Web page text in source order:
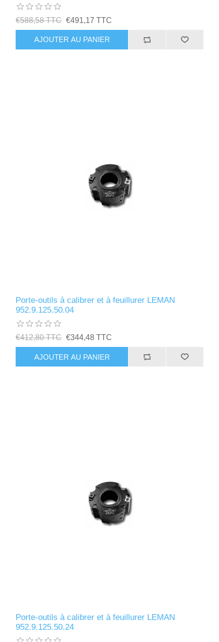
€588,58 TTC €491,17 TTC
Porte-outils à calibrer et à feuillurer LEMAN
952.9.125.50.04
€412,80 TTC €344,48 TTC
Porte-outils à calibrer et à feuillurer LEMAN
952.9.125.50.24